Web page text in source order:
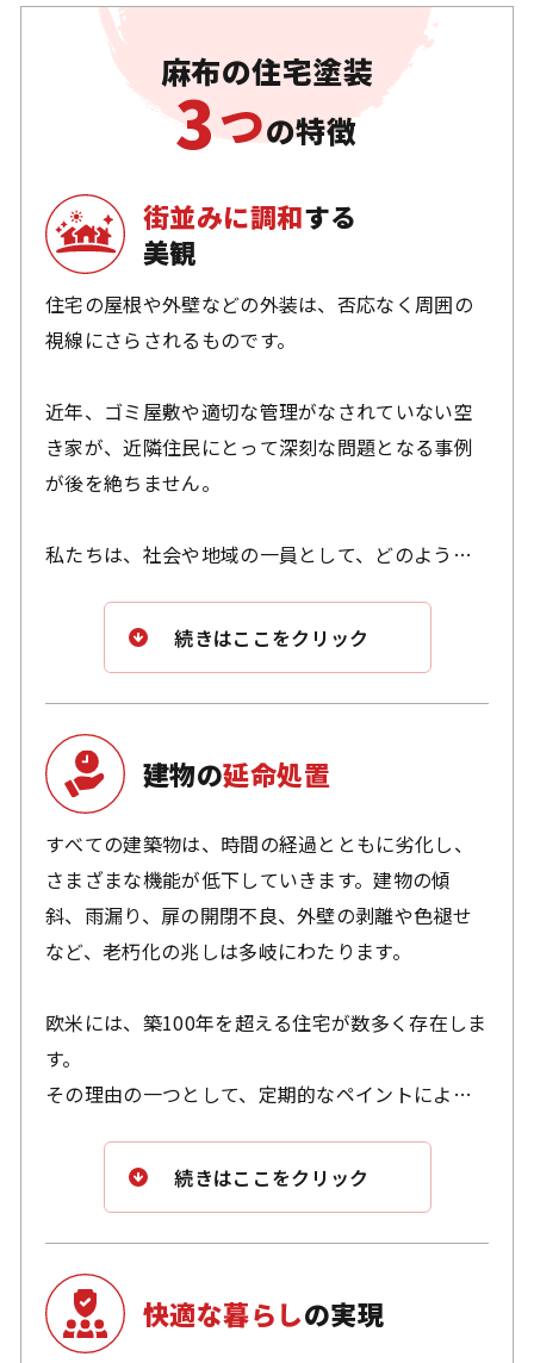
求められます。
麻布の住宅塗装
3つの特徴
街並みに調和する
美観
住宅の屋根や外壁などの外装は、否応なく周囲の
視線にさらされるものです。
近年、ゴミ屋敷や適切な管理がなされていない空
き家が、近隣住民にとって深刻な問題となる事例
が後を絶ちません。
私たちは、社会や地域の一員として、どのように
住民への配慮は、快適な住環境を築くうえで極め
て重要です。歴史と文化を大切にする地域では、
住まいの色彩や外観について条例で厳格に定めら
れていることもあります。時とともに劣化する我
が家を適切にメンテナンスし、地域の景観を損な
うことなく、誇れる住まいを維持することは、責
任ある住まい手の務めと言えるでしょう。
街並みとの調和を考えた外装の化粧直しやリニュ
ーアルは、美観を保つだけでなく、地域社会への
続きはここをクリック
建物の延命処置
すべての建築物は、時間の経過とともに劣化し、
さまざまな機能が低下していきます。建物の傾
斜、雨漏り、扉の開閉不良、外壁の剥離や色褪せ
など、老朽化の兆しは多岐にわたります。
欧米には、築100年を超える住宅が数多く存在しま
す。
その理由の一つとして、定期的なペイントによる
ます。対して日本では、塗装による建物の保護が
十分に認識されておらず、メンテナンスを怠った
結果、建物が30年ほどで使用に耐えない状態にな
るという研究結果も報告されています。
住まいを次世代へと受け継ぐためには、適切なメ
続きはここをクリック
快適な暮らしの実現